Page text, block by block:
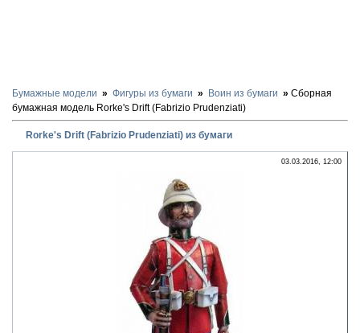
Бумажные модели Фигуры из бумаги Воин из бумаги
Сборная
бумажная модель Rorke's Drift (Fabrizio Prudenziati)
Rorke's Drift (Fabrizio Prudenziati) из бумаги
03.03.2016, 12:00